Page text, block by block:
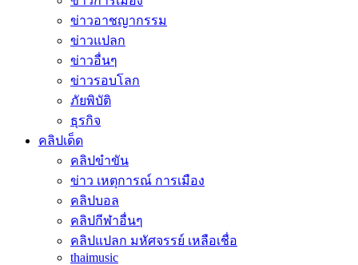
ข่าวอาชญากรรม
ข่าวแปลก
ข่าวอื่นๆ
ข่าวรอบโลก
ภัยพิบัติ
ธุรกิจ
คลิปเด็ด
คลิปขำขัน
ข่าว เหตุการณ์ การเมือง
คลิปบอล
คลิปกีฬาอื่นๆ
คลิปแปลก มหัศจรรย์ เหลือเชื่อ
thaimusic